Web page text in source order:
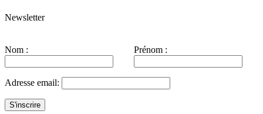
Newsletter
Nom : Prénom :
Adresse email: